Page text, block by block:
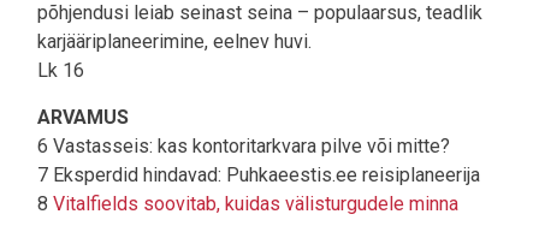
põhjendusi leiab seinast seina – populaarsus, teadlik
karjääriplaneerimine, eelnev huvi.
Lk 16
ARVAMUS
6 Vastasseis: kas kontoritarkvara pilve või mitte?
7 Eksperdid hindavad: Puhkaeestis.ee reisiplaneerija
8 Vitalfields soovitab, kuidas välisturgudele minna